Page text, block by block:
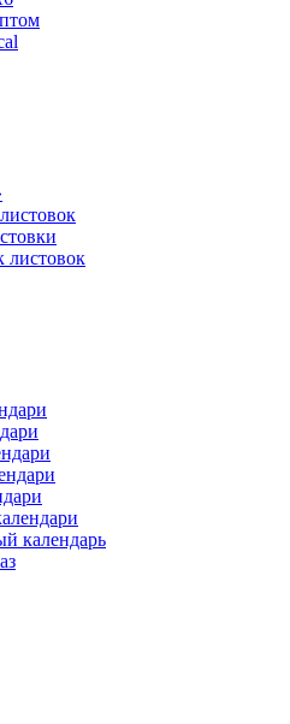
листовок
календарь